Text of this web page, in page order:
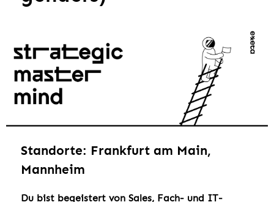
Standorte: Frankfurt am Main,
Mannheim
Du bist begeistert von Sales, Fach- und IT-